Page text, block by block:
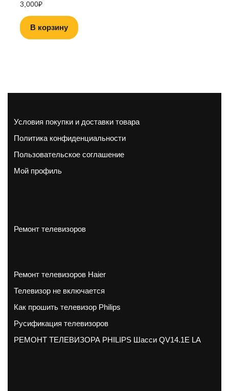
3,000₽
В корзину
Условия покупки и доставки товара
Политика конфиденциальности
Пользовательское соглашение
Мой профиль
Ремонт телевизоров
Ремонт телевизоров Haier
Телевизор не включается
Как прошить телевизор Philips
Русификация телевизоров
РЕМОНТ ТЕЛЕВИЗОРА PHILIPS Шасси QV14.1E LA